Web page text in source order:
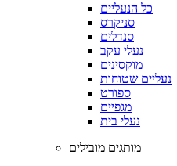
כל הנעליים
סניקרס
סנדלים
נעלי עקב
מוקסינים
נעליים שטוחות
ספורט
מגפיים
נעלי בית
מותגים מובילים